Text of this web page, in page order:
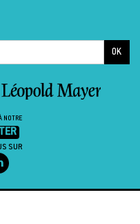
OK
NOTRE
SUR